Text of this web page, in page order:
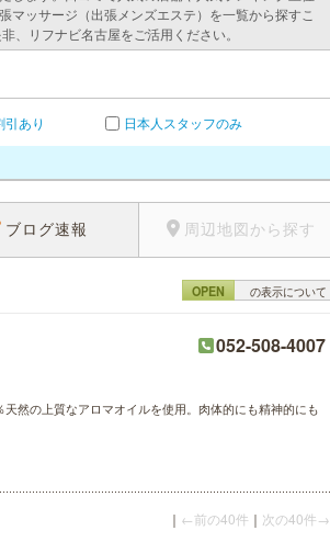
ッサージ（出張メンズエステ）を一覧から探すこ
、リフナビ名古屋をご活用ください。
引あり 日本人スタッフのみ
ブログ速報 周辺地図から探す
OPEN の表示について
052-508-4007
然の上質なアロマオイルを使用。肉体的にも精神的にも
｜ ←前の40件 ｜ 次の40件→